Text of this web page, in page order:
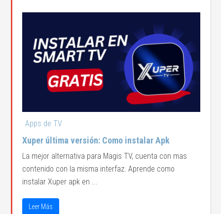
Apps de TV
Xuper última versión: Como instalar Apk
La mejor alternativa para Magis TV, cuenta con mas
contenido con la misma interfaz. Aprende como
instalar Xuper apk en ...
Leer Más